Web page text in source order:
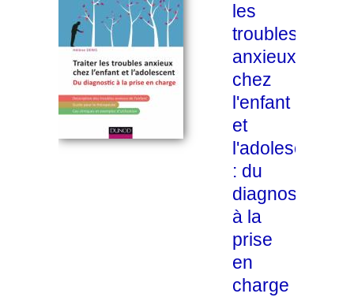
les
troubles
anxieux
chez
l'enfant
et
l'adolescent
: du
diagnostic
à la
prise
en
charge